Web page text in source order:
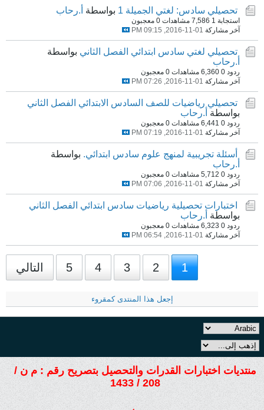
تحصيلي سادس: لغتي الجميلة 1 بواسطة أ.رحاب
استجابة 1 7,586 مشاهدات
0 معجبون
آخر مشاركة 01-11-2016, 09:15 PM
تحصيلي لغتي سادس ابتدائي الفصل الثاني بواسطة
أ.رحاب
ردود 0 6,360 مشاهدات
0 معجبون
آخر مشاركة 01-11-2016, 07:26 PM
تحصيلي رياضيات للصف السادس الابتدائي الفصل الثاني
بواسطة أ.رحاب
ردود 0 6,441 مشاهدات
0 معجبون
آخر مشاركة 01-11-2016, 07:19 PM
أسئلة تجريبية لمنهج علوم سادس ابتدائي. بواسطة
أ.رحاب
ردود 0 5,712 مشاهدات
0 معجبون
آخر مشاركة 01-11-2016, 07:06 PM
اختبارات تحصيلية رياضيات سادس ابتدائي الفصل الثاني
بواسطة أ.رحاب
ردود 0 6,323 مشاهدات
0 معجبون
آخر مشاركة 01-11-2016, 06:54 PM
1
2
3
4
5 التالي
إجعل هذا المنتدى كمقروء
منتديات اختبارات القدرات والتحصيل بتصريح رقم : م ن /
208 / 1433